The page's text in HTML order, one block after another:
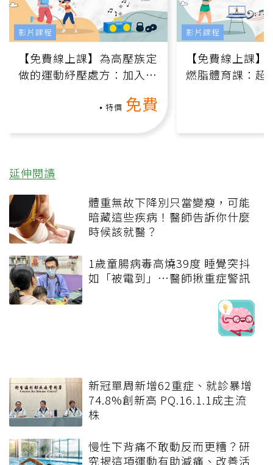
【免費線上課】為高壓族定
做的運動紓壓處方：加入行
特價 免費
影片課程
【免費線上課
燃脂體育課：超
影片課程
延伸閱讀
體重無故下降別只當變瘦，可能
暗藏這些疾病！醫師告訴你什麼
時候該就醫？
1歲童腸病毒高燒39度 睡覺突抖
如「被電到」…醫師揪重症警訊
新冠單周新增62重症、就診暴增
74.8%創新高 PQ.16.1.1成主流
株
慢性下背痛不敢動反而更糟？研
究揭這項運動有助減痛、改善活